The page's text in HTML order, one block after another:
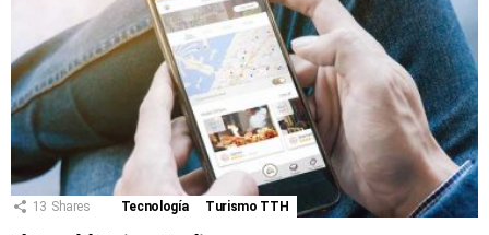
13 Shares Tecnología Turismo TTH